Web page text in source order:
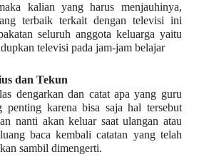
kalian yang harus menjauhinya,
terbaik terkait dengan televisi ini
seluruh anggota keluarga yaitu
televisi pada jam-jam belajar
dan Tekun
dengarkan dan catat apa yang guru
penting karena bisa saja hal tersebut
nanti akan keluar saat ulangan atau
baca kembali catatan yang telah
sambil dimengerti.